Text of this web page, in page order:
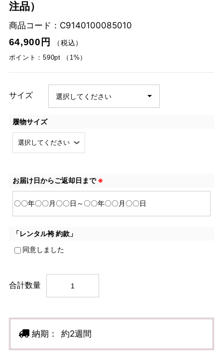
注品）
商品コード： C9140100085010
64,900円
（税込）
ポイント：590pt （1%）
サイズ
履物サイズ
お届け日からご返却日まで ※
「レンタル袴 約款」
同意しました
合計数量
納期： 約2週間